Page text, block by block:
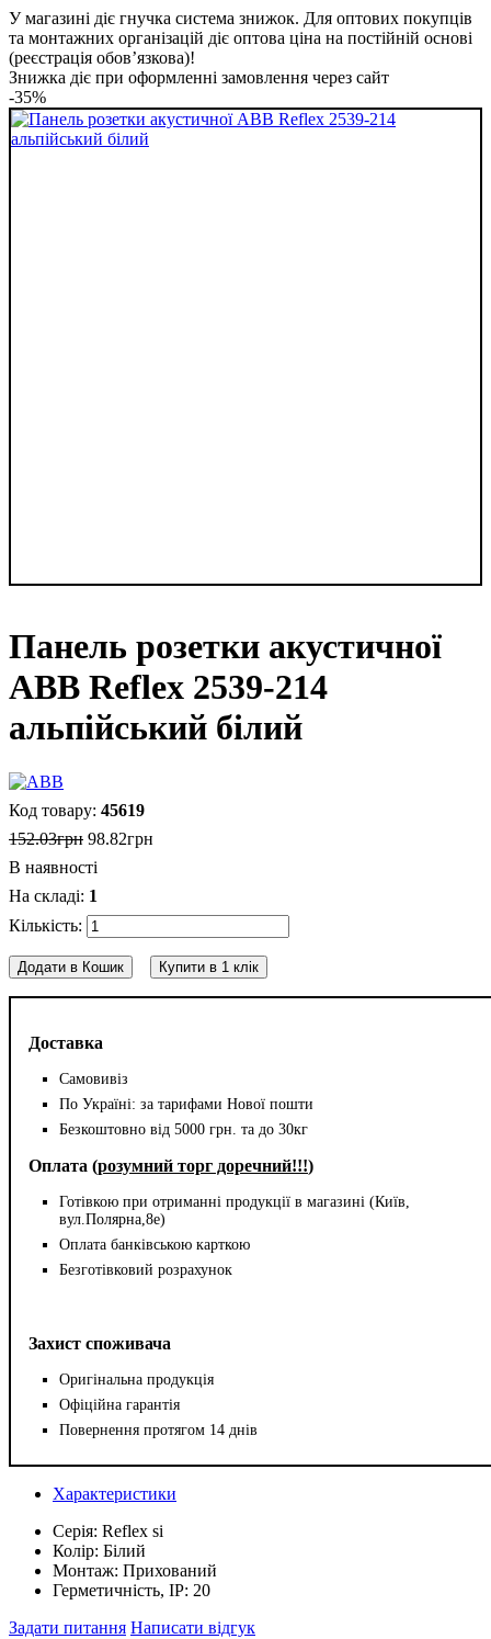
У магазині діє гнучка система знижок. Для оптових покупців
та монтажних організацій діє оптова ціна на постійній основі
(реєстрація обов’язкова)!
Знижка діє при оформленні замовлення через сайт
-35%
Панель розетки акустичної
ABB Reflex 2539-214
альпійський білий
Доставка
Самовивіз
По Україні: за тарифами Нової пошти
Безкоштовно від 5000 грн. та до 30кг
Оплата (розумний торг доречний!!!)
Готівкою при отриманні продукції в магазині (Київ,
вул.Полярна,8е)
Оплата банківською карткою
Безготівковий розрахунок
Захист споживача
Оригінальна продукція
Офіційна гарантія
Повернення протягом 14 днів
45619
152.03грн 98.82грн
В наявності
1
Додати в Кошик Купити в 1 клік
Характеристики
Серія: Reflex si
Колір: Білий
Монтаж: Прихований
Герметичність, IP: 20
Задати питання Написати відгук